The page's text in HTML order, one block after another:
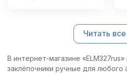
Удобно лежит в руке
Читать все
В интернет-магазине
заклёпочники ручные для любого